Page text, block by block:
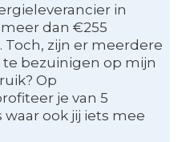
in
dan €255
zijn er meerdere
bezuinigen op mijn
Op
je van 5
ook jij iets mee